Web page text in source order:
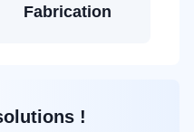
Fabrication
!